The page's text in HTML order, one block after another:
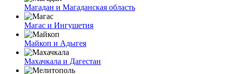
Магадан и Магаданская область
Магас и Ингушетия
Майкоп и Адыгея
Махачкала и Дагестан